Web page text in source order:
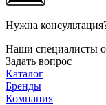
Нужна
Наши специалисты
Задать вопрос
Каталог
Бренды
Компания